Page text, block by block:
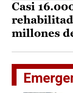
Casi
millones